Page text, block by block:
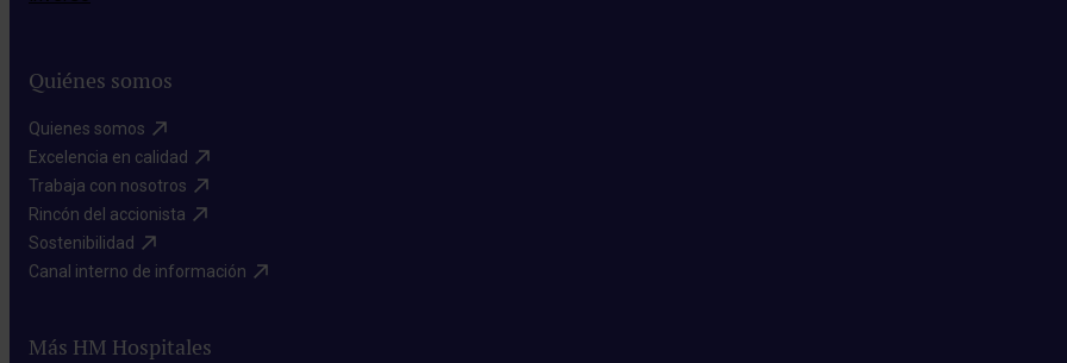
Quiénes somos
Quienes somos​
Excelencia en calidad​
Trabaja con nosotros​
Rincón del accionista​
Sostenibilidad​
Canal interno de información​
Más HM Hospitales